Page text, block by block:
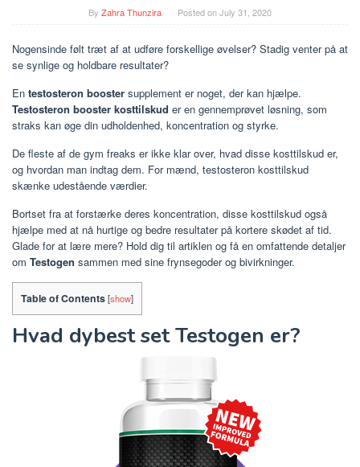
By Zahra Thunzira Posted onJuly 31, 2020
Nogensinde følt træt af at udføre forskellige øvelser? Stadig venter på at
se synlige og holdbare resultater?
En testosteron booster supplement er noget, der kan hjælpe.
Testosteron booster kosttilskud er en gennemprøvet løsning, som
straks kan øge din udholdenhed, koncentration og styrke.
De fleste af de gym freaks er ikke klar over, hvad disse kosttilskud er,
og hvordan man indtag dem. For mænd, testosteron kosttilskud
skænke udestående værdier.
Bortset fra at forstærke deres koncentration, disse kosttilskud også
hjælpe med at nå hurtige og bedre resultater på kortere skødet af tid.
Glade for at lære mere? Hold dig til artiklen og få en omfattende detaljer
om Testogen sammen med sine frynsegoder og bivirkninger.
Table of Contents[show]
Hvad dybest set Testogen er?